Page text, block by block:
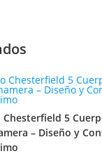
5
– Diseño y